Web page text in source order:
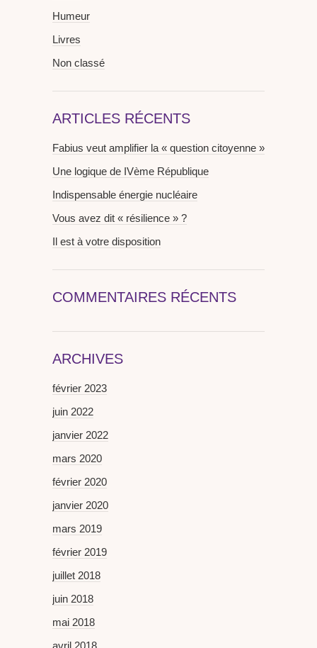
Humeur
Livres
Non classé
ARTICLES RÉCENTS
Fabius veut amplifier la « question citoyenne »
Une logique de IVème République
Indispensable énergie nucléaire
Vous avez dit « résilience » ?
Il est à votre disposition
COMMENTAIRES RÉCENTS
ARCHIVES
février 2023
juin 2022
janvier 2022
mars 2020
février 2020
janvier 2020
mars 2019
février 2019
juillet 2018
juin 2018
mai 2018